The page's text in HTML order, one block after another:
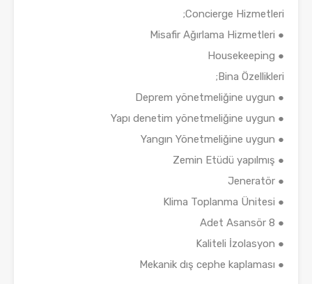
Concierge Hizmetleri;
● Misafir Ağırlama Hizmetleri
● Housekeeping
Bina Özellikleri;
● Deprem yönetmeliğine uygun
● Yapı denetim yönetmeliğine uygun
● Yangın Yönetmeliğine uygun
● Zemin Etüdü yapılmış
● Jeneratör
● Klima Toplanma Ünitesi
● 8 Adet Asansör
● Kaliteli İzolasyon
● Mekanik dış cephe kaplaması